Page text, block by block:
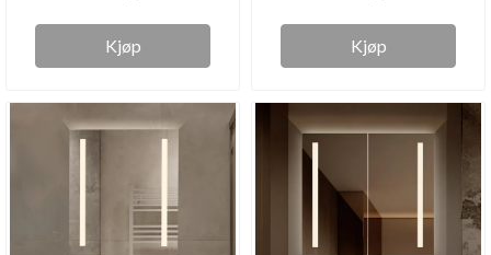
Kjøp Kjøp